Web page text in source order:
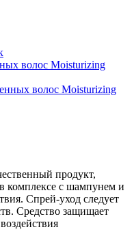
волос Moisturizing
продукт,
комплексе с шампунем и
Спрей-уход следует
Средство защищает